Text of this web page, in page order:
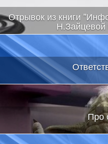
Отрывок из книги
Про